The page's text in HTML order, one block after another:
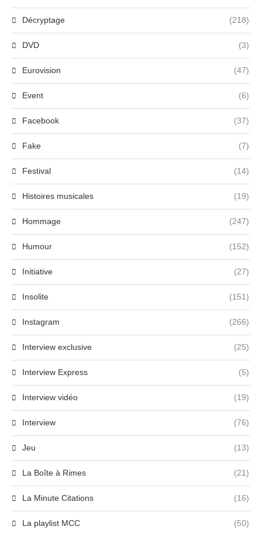
Décryptage (218)
DVD (3)
Eurovision (47)
Event (6)
Facebook (37)
Fake (7)
Festival (14)
Histoires musicales (19)
Hommage (247)
Humour (152)
Initiative (27)
Insolite (151)
Instagram (266)
Interview exclusive (25)
Interview Express (5)
Interview vidéo (19)
Interview (76)
Jeu (13)
La Boîte à Rimes (21)
La Minute Citations (16)
La playlist MCC (50)